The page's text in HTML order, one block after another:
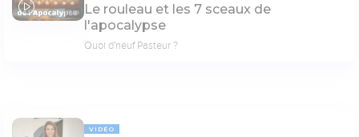
17:03
Le rouleau et les 7 sceaux de
l'apocalypse
Quoi d'neuf Pasteur ?
VIDÉO